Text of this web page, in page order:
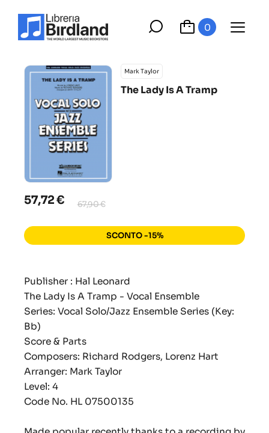
0
Mark Taylor
The Lady Is A Tramp
57,72 € 67,90 €
SCONTO -15%
Publisher : Hal Leonard
The Lady Is A Tramp - Vocal Ensemble
Series: Vocal Solo/Jazz Ensemble Series (Key:
Bb)
Score & Parts
Composers: Richard Rodgers, Lorenz Hart
Arranger: Mark Taylor
Level: 4
Code No. HL 07500135